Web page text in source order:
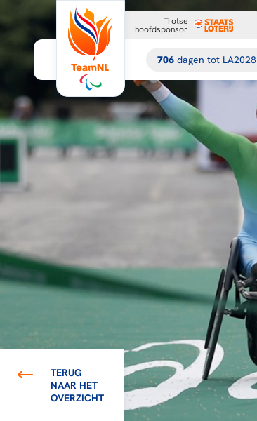
Trotse
hoofdsponsor
706 dagen tot LA2028
TERUG
NAAR HET
OVERZICHT